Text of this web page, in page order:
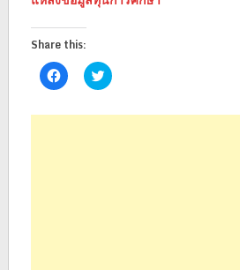
Share this:
Click
to
Facebook
Click
to
Twitter